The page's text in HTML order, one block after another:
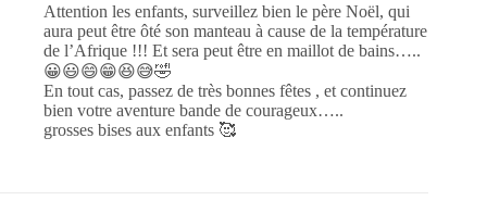
Attention les enfants, surveillez bien le père Noël, qui
aura peut être ôté son manteau à cause de la température
de l’Afrique !!! Et sera peut être en maillot de bains…..
😀😃😄😁😆😅🤣
En tout cas, passez de très bonnes fêtes , et continuez
bien votre aventure bande de courageux…..
grosses bises aux enfants 🥰